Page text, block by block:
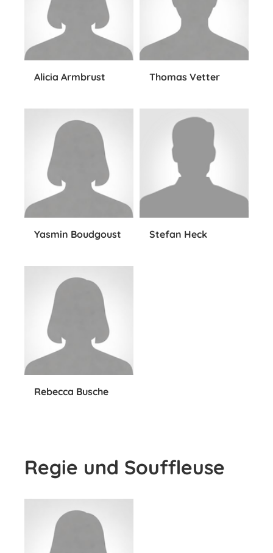
Alicia Armbrust Thomas Vetter
Yasmin Boudgoust Stefan Heck
Rebecca Busche
Regie und Souffleuse